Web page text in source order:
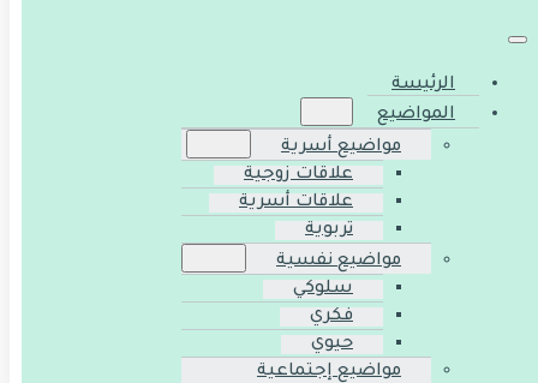
الرئيسة
المواضيع
مواضيع أسرية
علاقات زوجية
علاقات أسرية
تربوية
مواضيع نفسية
سلوكي
فكري
حيوي
مواضيع إجتماعية